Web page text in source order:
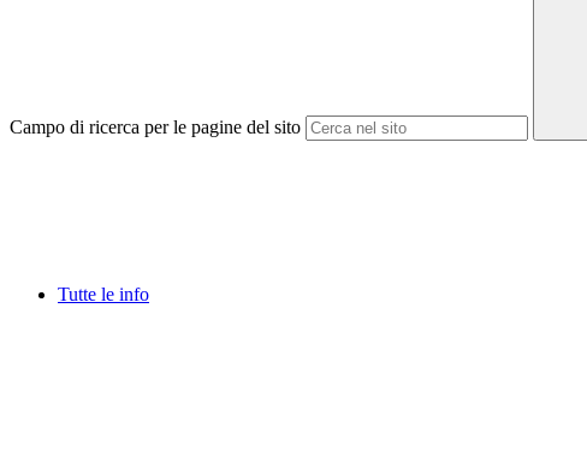
Campo di ricerca per le pagine del sito
Tutte le info